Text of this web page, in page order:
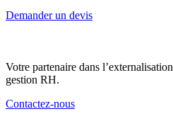
Demander un devis
Votre partenaire dans
gestion RH.
Contactez-nous